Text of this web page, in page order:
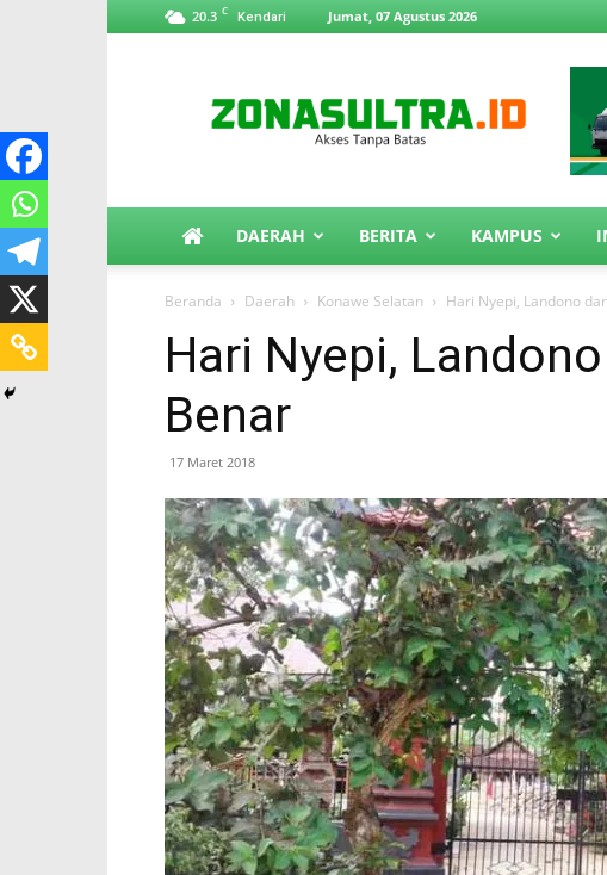
20.3 C Kendari Jumat, 07 Agustus 2026
DAERAH BERITA KAMPUS
Beranda Daerah Konawe Selatan Hari Nyepi, Landono
Hari Nyepi,
Benar
17 Maret 2018